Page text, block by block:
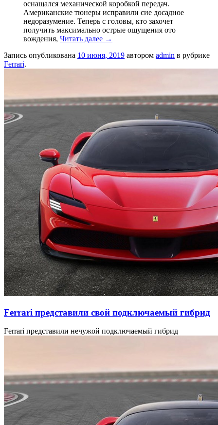
оснащался механической коробкой передач.
Американские тюнеры исправили сие досадное
недоразумение. Теперь с головы, кто захочет
получить максимально острые ощущения ото
вождения, Читать далее →
Запись опубликована 10 июня, 2019 автором admin в рубрике
Ferrari.
Ferrari представили свой подключаемый гибрид
Ferrari представили нечужой подключаемый гибрид